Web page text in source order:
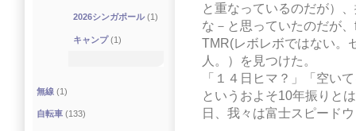
と重なっているのだが）
な－と思っていたのだが
TMR(レボレボではない。
人。）を見つけた。
「１４日ヒマ？」「空い
というおよそ10年振りと
日、我々は富士スピード
2026シンガポール(1)
キャンプ(1)
無線 (1)
自転車 (133)